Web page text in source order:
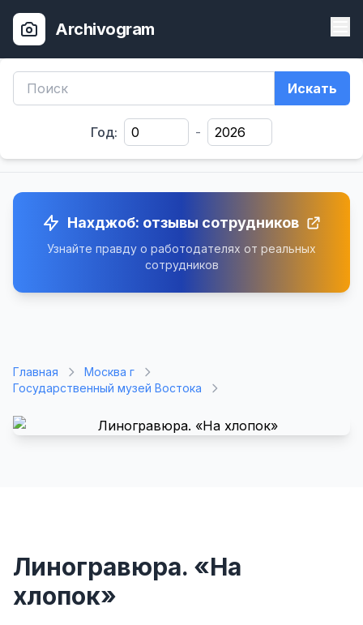
Archivogram
Искать
Год: -
Нахджоб: отзывы сотрудников
Узнайте правду о работодателях от реальных
сотрудников
Главная
Москва г
Государственный музей Востока
Линогравюра. «На
хлопок»